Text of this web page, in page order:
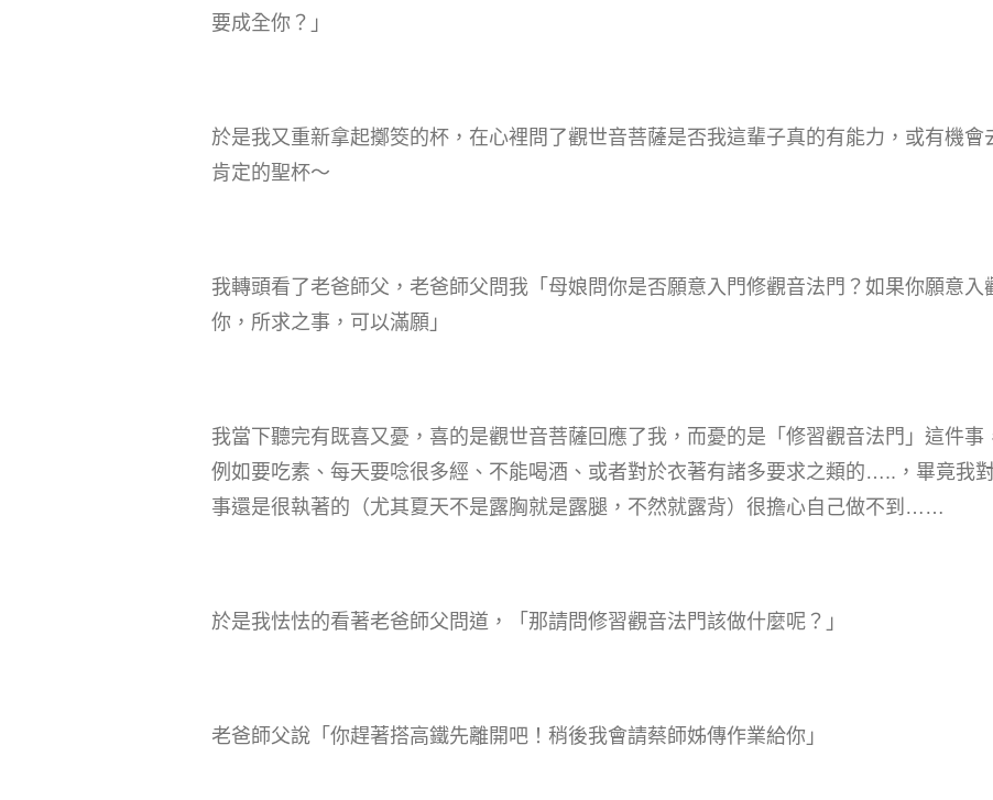
要成全你？」
於是我又重新拿起擲筊的杯，在心裡問了觀世音菩薩是否我這輩子真的有能力，或有機
肯定的聖杯～
我轉頭看了老爸師父，老爸師父問我「母娘問你是否願意入門修觀音法門？如果你願意
你，所求之事，可以滿願」
我當下聽完有既喜又憂，喜的是觀世音菩薩回應了我，而憂的是「修習觀音法門」這件事
例如要吃素、每天要唸很多經、不能喝酒、或者對於衣著有諸多要求之類的…..，畢竟我
事還是很執著的（尤其夏天不是露胸就是露腿，不然就露背）很擔心自己做不到……
於是我怯怯的看著老爸師父問道，「那請問修習觀音法門該做什麼呢？」
老爸師父說「你趕著搭高鐵先離開吧！稍後我會請蔡師姊傳作業給你」